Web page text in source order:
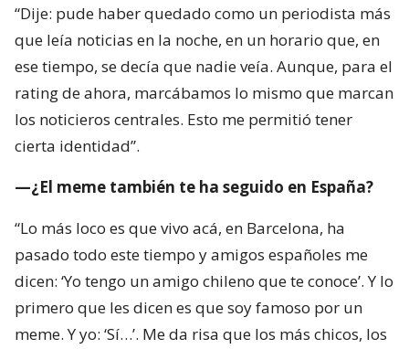
“Dije: pude haber quedado como un periodista más
que leía noticias en la noche, en un horario que, en
ese tiempo, se decía que nadie veía. Aunque, para el
rating de ahora, marcábamos lo mismo que marcan
los noticieros centrales. Esto me permitió tener
cierta identidad”.
—¿El meme también te ha seguido en España?
“Lo más loco es que vivo acá, en Barcelona, ha
pasado todo este tiempo y amigos españoles me
dicen: ‘Yo tengo un amigo chileno que te conoce’. Y lo
primero que les dicen es que soy famoso por un
meme. Y yo: ‘Sí…’. Me da risa que los más chicos, los